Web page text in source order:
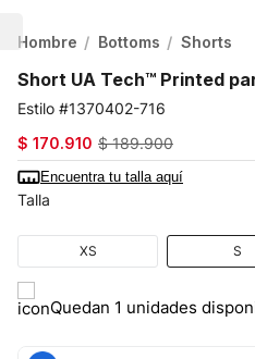
Hombre Bottoms Shorts
Short UA Tech™ Printed
1370402-716
$ 170.910 $ 189.900
Encuentra tu talla aquí
Talla
XS S
Quedan 1 unidades